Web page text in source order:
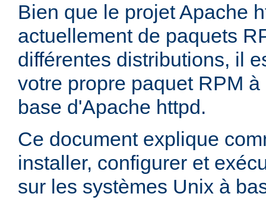
Bien que le projet Apache
actuellement de paquets
différentes distributions, il
votre propre paquet RPM
base d'Apache httpd.
Ce document explique
installer, configurer et
sur les systèmes Unix à